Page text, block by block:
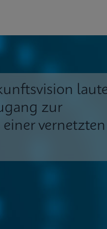
zur
vernetzten